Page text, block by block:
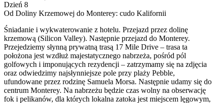
Dzień 8
Od Doliny Krzemowej do Monterey: cudo Kalifornii
Śniadanie i wykwaterowanie z hotelu. Przejazd przez dolinę
krzemową (Silicon Valley). Następnie przejazd do Monterey.
Przejedziemy słynną prywatną trasą 17 Mile Drive – trasa ta
położona jest wzdłuż majestatycznego nabrzeża, pośród pól
golfowych i imponujących rezydencji – zatrzymamy się na zdjęcia
oraz odwiedzimy najsłynniejsze pole przy plaży Pebble,
ufundowane przez rodzinę Samuela Morsa. Następnie udamy się do
centrum Monterey. Na nabrzeżu będzie czas wolny na obserwację
fok i pelikanów, dla których lokalna zatoka jest miejscem lęgowym,